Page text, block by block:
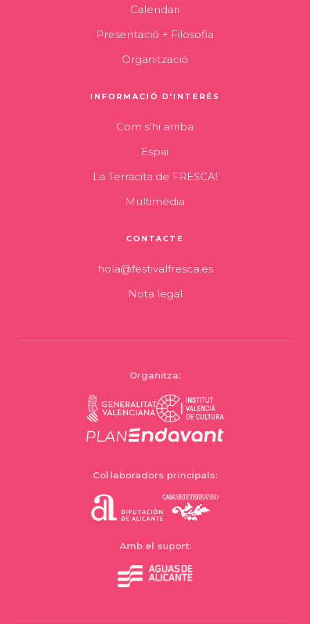
Calendari
Presentació + Filosofia
Organització
INFORMACIÓ D'INTERÉS
Com s’hi arriba
Espai
La Terracita de FRESCA!
Multimèdia
CONTACTE
hola@festivalfresca.es
Nota legal
Organitza:
Col·laboradors principals:
Amb el suport: